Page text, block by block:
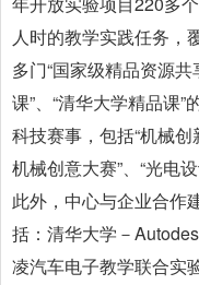
人时的教学实践任务，
多门“国家级精品资源共
课”、“清华大学精品课
科技赛事，包括“机械创
机械创意大赛”、“光电
此外，中心与企业合作
括：清华大学－
凌汽车电子教学联合实